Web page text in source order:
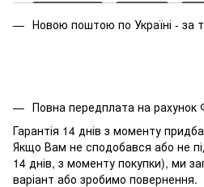
Новою поштою по Україні - за
Повна передплата на рахунок
Гарантія 14 днів з моменту
Якщо Вам не сподобався або не
14 днів, з моменту покупки), ми
варіант або зробимо повернення.